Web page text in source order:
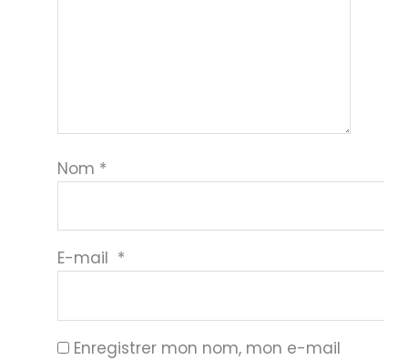
Nom *
E-mail *
Enregistrer mon nom, mon e-mail